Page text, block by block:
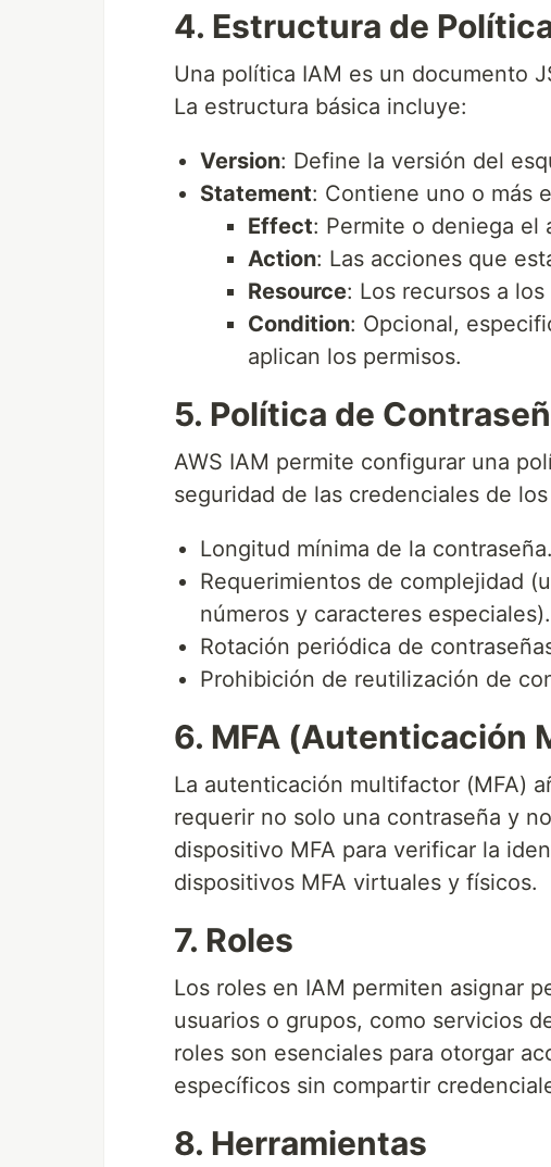
4. Estructura de
Una política IAM es un documento
La estructura básica incluye:
Version: Define la versión del
Statement: Contiene uno o más
Effect: Permite o deniega el
Action: Las acciones que
Resource: Los recursos a
Condition: Opcional,
aplican los permisos.
5. Política de
AWS IAM permite configurar una
seguridad de las credenciales de
Longitud mínima de la contraseña.
Requerimientos de complejidad
números y caracteres especiales).
Rotación periódica de
Prohibición de reutilización de
6. MFA (Autenticación
La autenticación multifactor (MFA)
requerir no solo una contraseña y
dispositivo MFA para verificar la
dispositivos MFA virtuales y físicos.
7. Roles
Los roles en IAM permiten asignar
usuarios o grupos, como servicios
roles son esenciales para otorgar
específicos sin compartir
8. Herramientas